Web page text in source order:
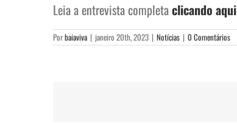
Leia a entrevista completaclicando aqui
Porbaiaviva | janeiro 20th, 2023 | Notícias | 0 Comentários